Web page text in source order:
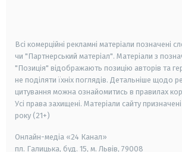
Всі комерційні рекламні матеріали позначені
чи "Партнерський матеріал". Матеріали з
"Позиція" відображають позицію авторів та
не поділяти їхніх поглядів. Детальніше щодо
цитування можна ознайомитись в правилах
Усі права захищені. Матеріали сайту
року (21+)
Онлайн-медіа «24 Канал»
пл. Галицька, буд. 15, м. Львів, 79008